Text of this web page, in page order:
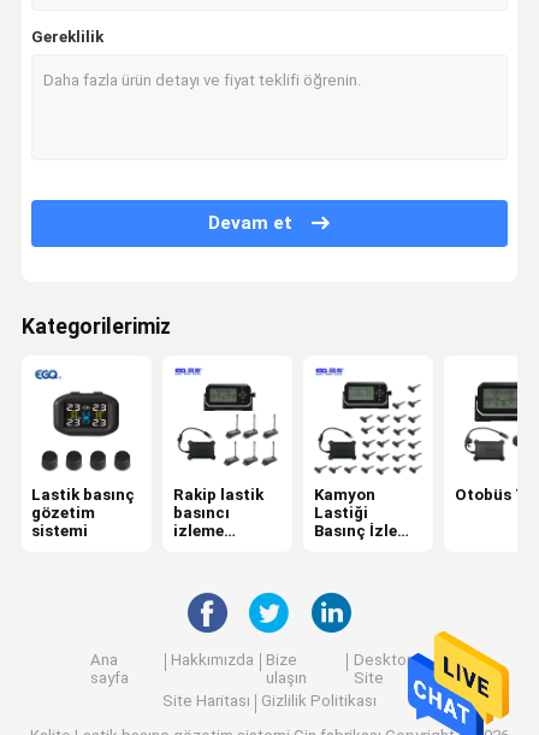
Kamyon Lastiği Basınç İzleme Sistemi
6 Lastik Basıncı İzleme Sistemi
motosiklet TPMS
Bisiklet TPMS
Güneş Lastik Basıncı İzleme Sistemi
RV Lastik Basıncı İzleme Sistemi
TPMS Çözümleri
Gereklilik
Devam et
Kategorilerimiz
Lastik basınç
gözetim
sistemi
Rakip lastik
basıncı
izleme
Kamyon
Lastiği
Basınç İzleme
Otobüs
Ana
sayfa
Hakkımızda
Bize
ulaşın
Desktop
Site
Site Haritası
Gizlilik Politikası